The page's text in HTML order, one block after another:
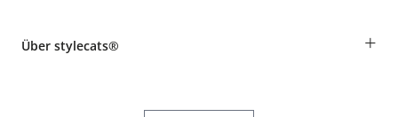
Produkte reklamieren und zurücksenden
Tierkrankenversicherung
Über stylecats® +